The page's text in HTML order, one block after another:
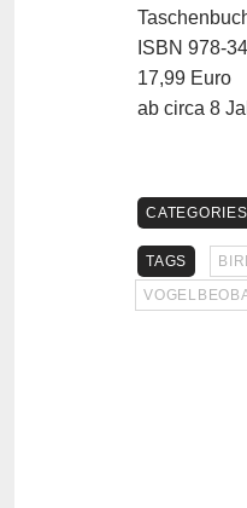
ISBN 978-
17,99 Euro
ab circa 8
CATEGORIES
TAGS